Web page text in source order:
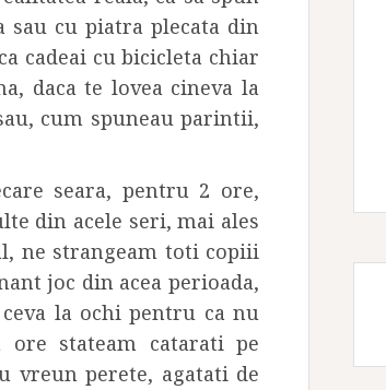
sau cu piatra plecata din
cadeai cu bicicleta chiar
daca te lovea cineva la
cum spuneau parintii,
seara, pentru 2 ore,
din acele seri, mai ales
ne strangeam toti copiii
joc din acea perioada,
la ochi pentru ca nu
stateam catarati pe
vreun perete, agatati de